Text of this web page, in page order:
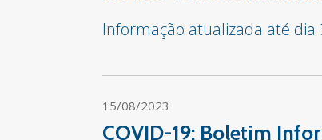
Informação atualizada até dia
15/08/2023
COVID-19: Boletim